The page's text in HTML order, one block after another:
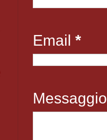
Email *
Messaggio